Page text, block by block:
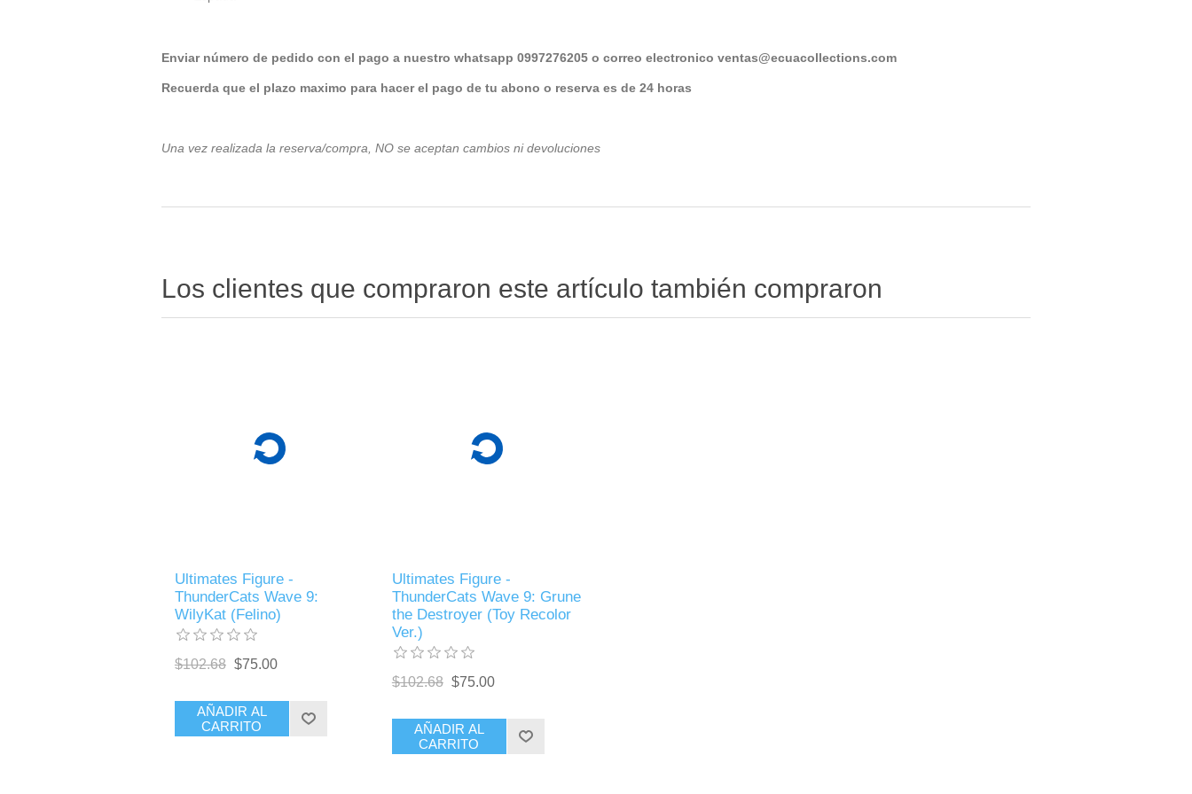
Enviar número de pedido con el pago a nuestro whatsapp 0997276205 o correo electronico ventas@ecuacollections.com
Recuerda que el plazo maximo para hacer el pago de tu abono o reserva es de 24 horas
Una vez realizada la reserva/compra, NO se aceptan cambios ni devoluciones
Los clientes que compraron este artículo también compraron
Ultimates Figure -
ThunderCats Wave 9:
WilyKat (Felino)
$102.68 $75.00
AÑADIR AL
CARRITO
Ultimates Figure -
ThunderCats Wave 9: Grune
the Destroyer (Toy Recolor
Ver.)
$102.68 $75.00
AÑADIR AL
CARRITO